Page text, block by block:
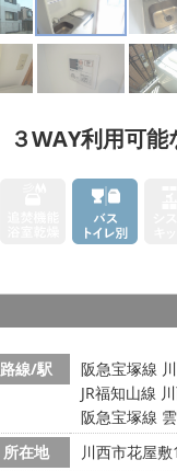
３WAY利用可
路線/駅
阪急宝塚線
JR福知山線
阪急宝塚線
所在地
川西市花屋敷